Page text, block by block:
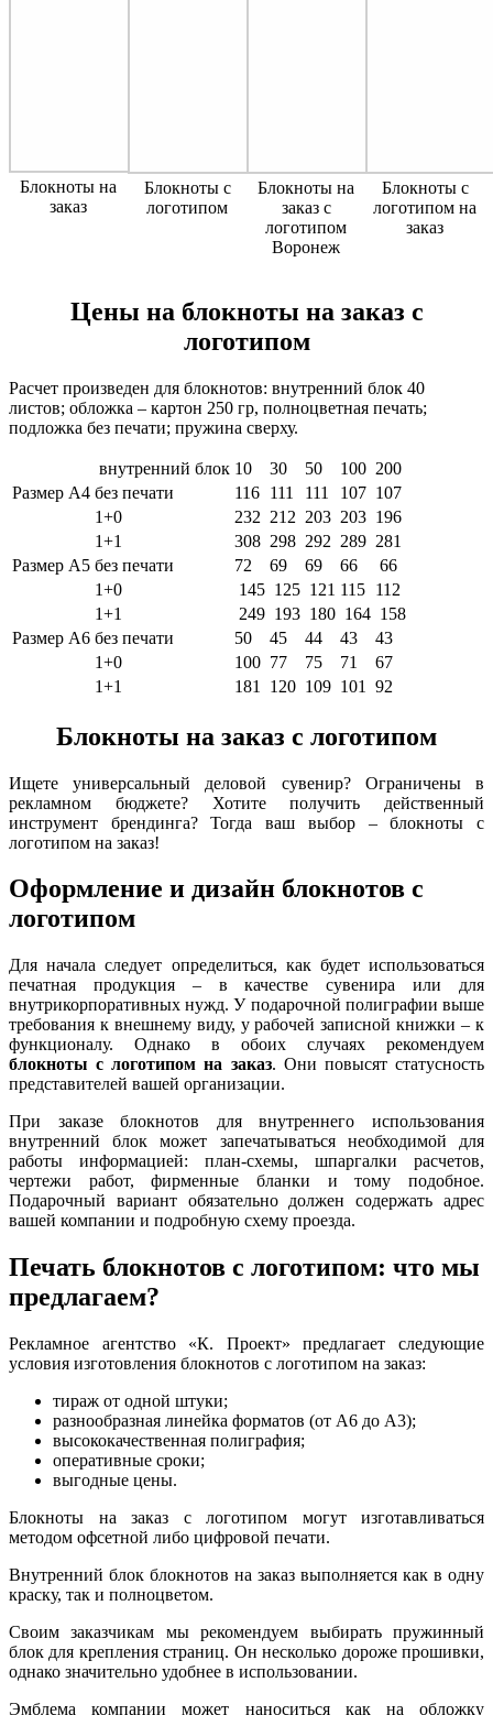
Блокноты на
заказ
Блокноты с
логотипом
Блокноты на
заказ с
логотипом
Воронеж
Блокноты с
логотипом на
заказ
Цены на блокноты на заказ с
логотипом
Расчет произведен для блокнотов: внутренний блок 40
листов; обложка – картон 250 гр, полноцветная печать;
подложка без печати; пружина сверху.
внутренний блок 10 30 50 100 200
Размер А4 без печати 116 111 111 107 107
1+0
232 212 203 203 196
1+1
308 298 292 289 281
Размер А5 без печати 72 69 69 66
66
1+0
145 125 121 115 112
1+1
249 193 180 164 158
Размер А6 без печати 50 45 44 43
43
1+0
100 77 75 71
67
1+1
181 120 109 101 92
Блокноты на заказ с логотипом
Ищете универсальный деловой сувенир? Ограничены в
рекламном бюджете? Хотите получить действенный
инструмент брендинга? Тогда ваш выбор – блокноты с
логотипом на заказ!
Оформление и дизайн блокнотов с
логотипом
Для начала следует определиться, как будет использоваться
печатная продукция – в качестве сувенира или для
внутрикорпоративных нужд. У подарочной полиграфии выше
требования к внешнему виду, у рабочей записной книжки – к
функционалу. Однако в обоих случаях рекомендуем
блокноты с логотипом на заказ. Они повысят статусность
представителей вашей организации.
При заказе блокнотов для внутреннего использования
внутренний блок может запечатываться необходимой для
работы информацией: план-схемы, шпаргалки расчетов,
чертежи работ, фирменные бланки и тому подобное.
Подарочный вариант обязательно должен содержать адрес
вашей компании и подробную схему проезда.
Печать блокнотов с логотипом: что мы
предлагаем?
Рекламное агентство «К. Проект» предлагает следующие
условия изготовления блокнотов с логотипом на заказ:
тираж от одной штуки;
разнообразная линейка форматов (от А6 до А3);
высококачественная полиграфия;
оперативные сроки;
выгодные цены.
Блокноты на заказ с логотипом могут изготавливаться
методом офсетной либо цифровой печати.
Внутренний блок блокнотов на заказ выполняется как в одну
краску, так и полноцветом.
Своим заказчикам мы рекомендуем выбирать пружинный
блок для крепления страниц. Он несколько дороже прошивки,
однако значительно удобнее в использовании.
Эмблема компании может наноситься как на обложку